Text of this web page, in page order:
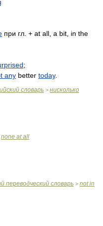
при гл. + at all, a bit, in the
;
any better today.
словарь > нисколько
none at all
переводческий словарь > not in